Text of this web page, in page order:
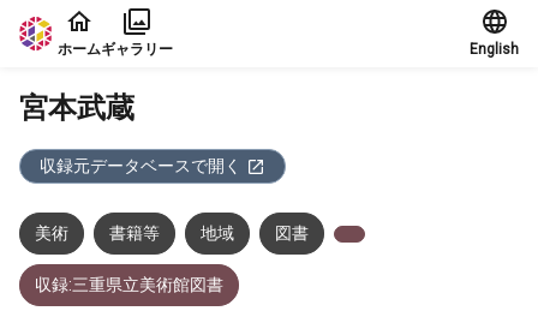
本文に飛ぶ
ホームギャラリー English
宮本武蔵
収録元データベースで開く
美術 書籍等 地域 図書
収録:三重県立美術館図書